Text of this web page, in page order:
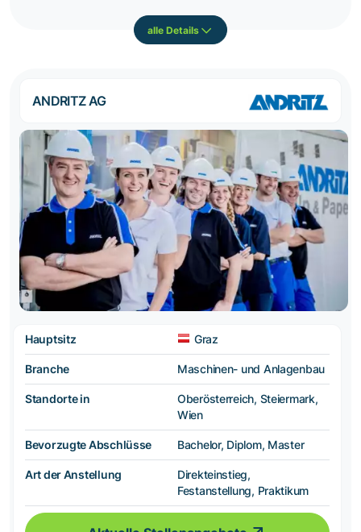
alle Details
ANDRITZ AG
Hauptsitz Graz
Branche Maschinen- und Anlagenbau
Standorte in
Oberösterreich, Steiermark,
Wien
Bevorzugte Abschlüsse Bachelor, Diplom, Master
Art der Anstellung
Direkteinstieg,
Festanstellung, Praktikum